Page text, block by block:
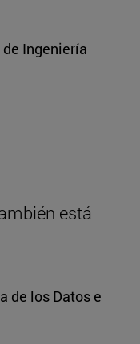
Ingeniería
está
de los Datos e